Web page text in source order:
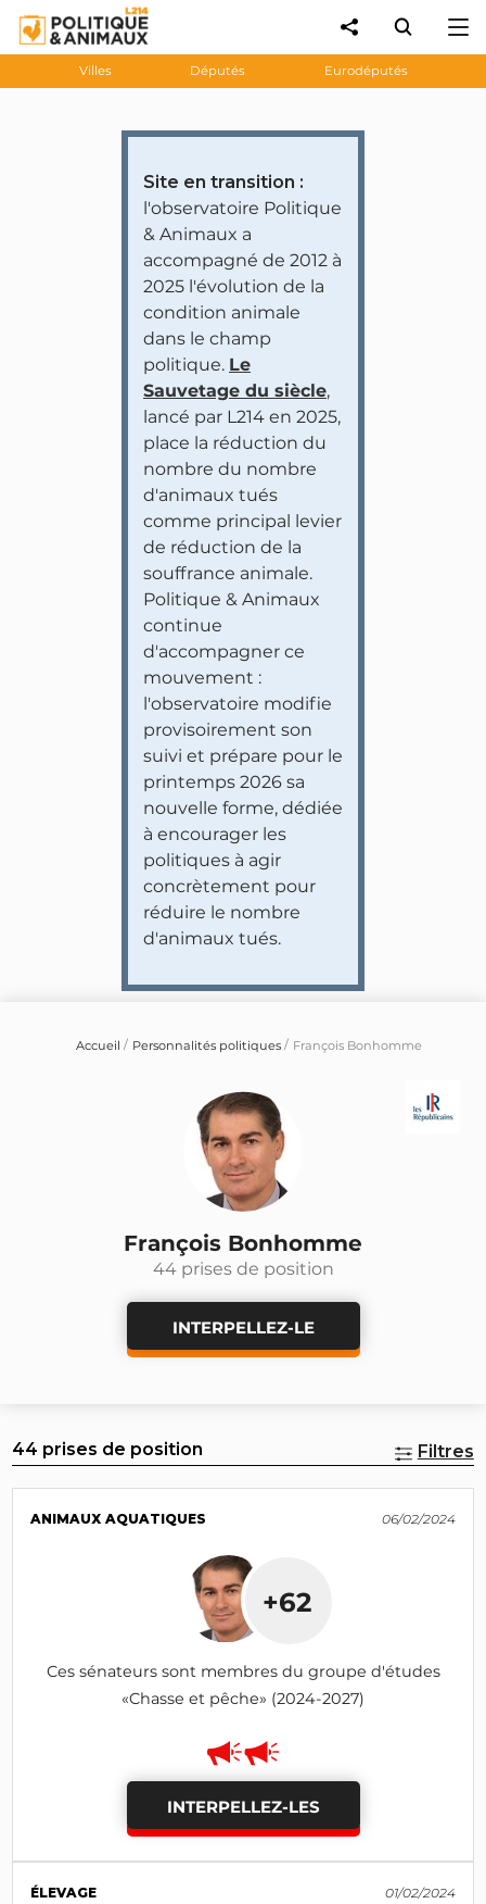
Villes Députés Eurodéputés
Site en transition :
l'observatoire Politique
& Animaux a
accompagné de 2012 à
2025 l'évolution de la
condition animale
dans le champ
politique. Le
Sauvetage du siècle,
lancé par L214 en 2025,
place la réduction du
nombre du nombre
d'animaux tués
comme principal levier
de réduction de la
souffrance animale.
Politique & Animaux
continue
d'accompagner ce
mouvement :
l'observatoire modifie
provisoirement son
suivi et prépare pour le
printemps 2026 sa
nouvelle forme, dédiée
à encourager les
politiques à agir
concrètement pour
réduire le nombre
d'animaux tués.
Accueil Personnalités politiques François Bonhomme
François Bonhomme
44 prises de position
INTERPELLEZ-LE
44 prises de position Filtres
ANIMAUX AQUATIQUES 06/02/2024
+62
Ces sénateurs sont membres du groupe d'études
«Chasse et pêche» (2024-2027)
INTERPELLEZ-LES
ÉLEVAGE 01/02/2024